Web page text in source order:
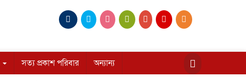
সত্য প্রকাশ পরিবার অন্যান্য